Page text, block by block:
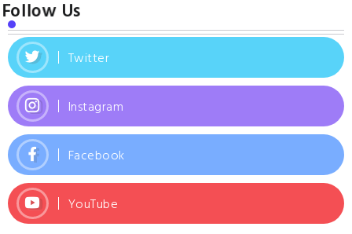
Follow Us
Twitter
Instagram
Facebook
YouTube